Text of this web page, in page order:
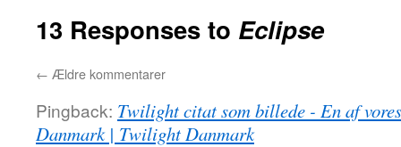
13 Responses to Eclipse
← Ældre kommentarer
Pingback: Twilight citat som billede - En af
Danmark | Twilight Danmark